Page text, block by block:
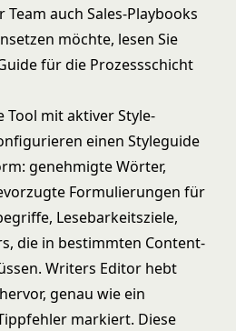
Team auch Sales-Playbooks
möchte, lesen Sie
für die Prozessschicht
Tool mit aktiver Style-
einen Styleguide
genehmigte Wörter,
Formulierungen für
Lesebarkeitsziele,
die in bestimmten Content-
Writers Editor hebt
genau wie ein
markiert. Diese